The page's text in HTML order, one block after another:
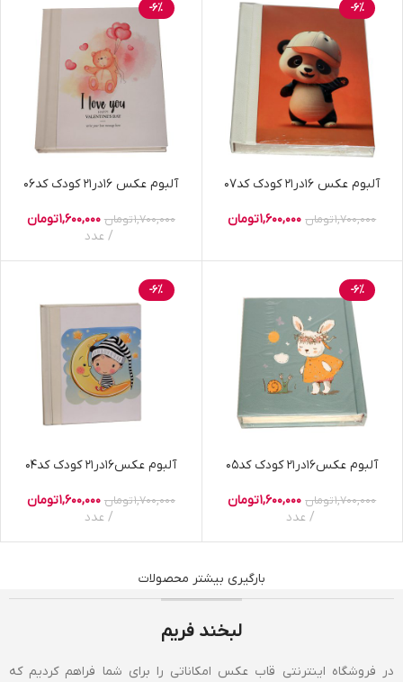
-6%
آلبوم عکس 16در21 کودک کد07
1,700,000تومان 1,600,000تومان
-6%
آلبوم عکس 16در21 کودک کد06
1,700,000تومان 1,600,000تومان
عدد
-6%
آلبوم عکس16در21 کودک کد05
1,700,000تومان 1,600,000تومان
عدد
-6%
آلبوم عکس16در21 کودک کد04
1,700,000تومان 1,600,000تومان
عدد
بارگیری بیشتر محصولات
لبخند فریم
در فروشگاه اینترنتی قاب عکس امکاناتی را برای شما فراهم کردیم که